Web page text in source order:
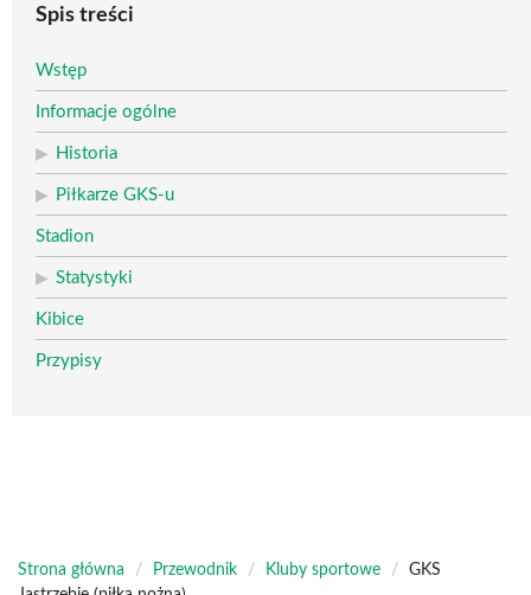
Spis treści
Wstęp
Informacje ogólne
Historia
Piłkarze GKS-u
Stadion
Statystyki
Kibice
Przypisy
Strona główna / Przewodnik / Kluby sportowe /
GKS